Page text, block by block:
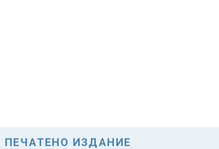
ПЕЧАТЕНО ИЗДАНИЕ